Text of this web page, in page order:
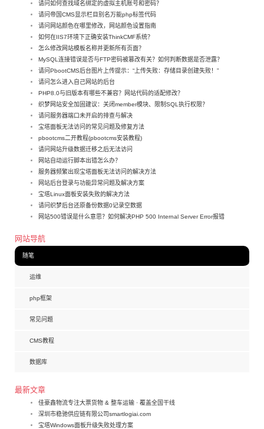
请问如何查找域名绑定的虚拟主机账号和密码？
请问帝国CMS显示栏目别名万能php标签代码
请问网站颜色在哪里修改，网站颜色设置指南
如何在IIS7环境下正确安装ThinkCMF系统？
怎么修改网站模板名称并更新所有页面？
MySQL连接错误是否与FTP密码被篡改有关？如何判断数据是否泄露？
请问PbootCMS后台图片上传提示：“上传失败：存储目录创建失败！”
请问怎么进入自己网站的后台
PHP8.0与旧版本有哪些不兼容？网站代码的适配修改？
织梦网站安全加固建议：关闭member模块、限制SQL执行权限？
请问服务器端口未开启的排查与解决
宝塔面板无法访问的常见问题及修复方法
pbootcms二开教程(pbootcms安装教程)
请问网站升级数据迁移之后无法访问
网站自动运行脚本出错怎么办？
服务器频繁出现宝塔面板无法访问的解决方法
网站后台登录与功能异常问题及解决方案
宝塔Linux面板安装失败的解决方法
请问织梦后台还原备份数据0记录空数据
网站500错误是什么意思？如何解决PHP 500 Internal Server Error报错
网站导航
随笔
运维
php框架
常见问题
CMS教程
数据库
最新文章
佳豪鑫物流专注大票货物 & 整车运输 · 覆盖全国干线
深圳市稳驰供应链有限公司smartlogiai.com
宝塔Windows面板升级失败处理方案